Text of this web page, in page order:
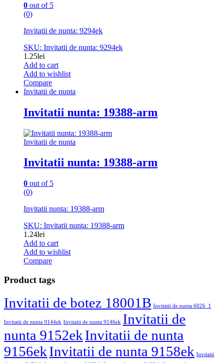
0 out of 5
(0)
Invitatii de nunta: 9294ek
SKU: Invitatii de nunta: 9294ek
1.25lei
Add to cart
Add to wishlist
Compare
Invitatii de nunta
Invitatii nunta: 19388-arm
Invitatii de nunta
Invitatii nunta: 19388-arm
0 out of 5
(0)
Invitatii nunta: 19388-arm
SKU: Invitatii nunta: 19388-arm
1.24lei
Add to cart
Add to wishlist
Compare
Product tags
Invitatii de botez 18001B Invitatii de nunta 6026_1
Invitatii de nunta 9144ek Invitatii de nunta 9146ek Invitatii de
nunta 9152ekInvitatii de nunta
9156ekInvitatii de nunta 9158ek Invitatii